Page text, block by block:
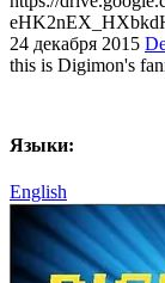
24 декабря 2015
this is Digimon's
Языки:
English